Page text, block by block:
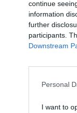
continue
information
further
participants.
Downstream
Personal
I want to